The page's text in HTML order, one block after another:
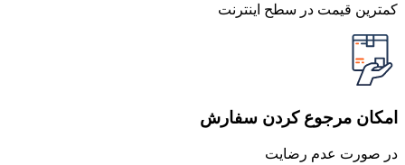
کمترین قیمت در سطح اینترنت
امکان مرجوع کردن سفارش
در صورت عدم رضایت